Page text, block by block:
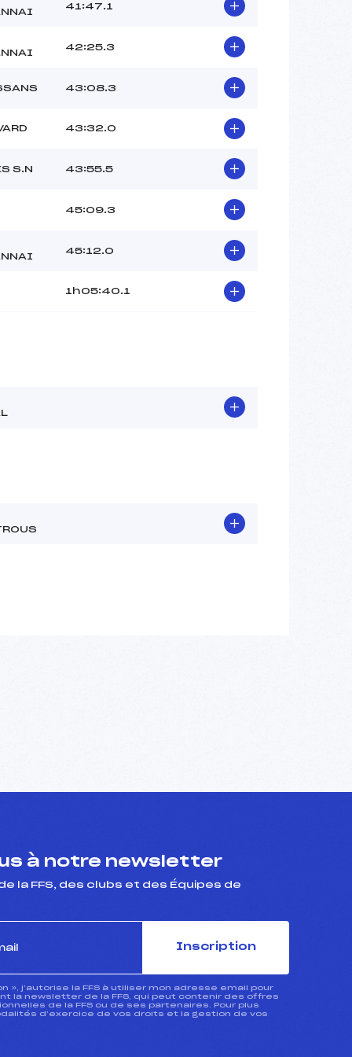
41:47.1
42:25.3
43:08.3
43:32.0
S.N 43:55.5
45:09.3
45:12.0
1h05:40.1
à notre newsletter
la FFS, des clubs et des Équipes de
Inscription
», j’autorise la FFS à utiliser mon adresse email pour
la newsletter de la FFS, qui peut contenir des offres
de la FFS ou de ses partenaires. Pour plus
d’exercice de vos droits et la gestion de vos